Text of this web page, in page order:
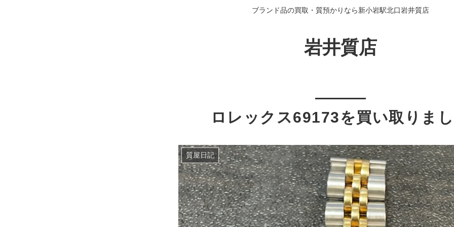
ブランド品の買取・質預かりなら新小岩駅北口岩井質店
岩井質店
ロレックス69173を買い取りま
質屋日記